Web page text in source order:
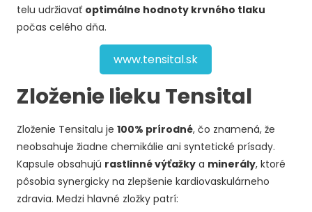
telu udržiavať optimálne hodnoty krvného tlaku
počas celého dňa.
www.tensital.sk
Zloženie lieku Tensital
Zloženie Tensitalu je100% prírodné, čo znamená, že
neobsahuje žiadne chemikálie ani syntetické prísady.
Kapsule obsahujú rastlinné výťažky a minerály, ktoré
pôsobia synergicky na zlepšenie kardiovaskulárneho
zdravia. Medzi hlavné zložky patrí: